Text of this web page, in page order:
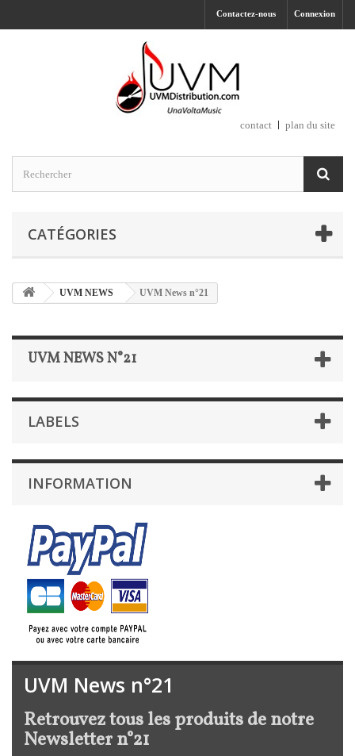
Connexion
Contactez-nous
contact plan du site
CATÉGORIES
UVM NEWS UVM News n°21
UVM NEWS N°21
LABELS
INFORMATION
UVM News n°21
Retrouvez tous les produits de notre
Newsletter n°21